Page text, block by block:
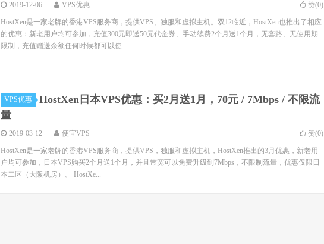
2019-12-06 VPS优惠 赞(0)
HostXen是一家老牌的香港VPS服务商，提供VPS、独服和虚拟主机。双12临近，HostXen也推出了相应
的优惠：新老用户均可参加，充值300元即送50元代金券、手动续费2个月送1个月，无套路、无使用期
限制，充值赠送余额任何时候都可以使...
VPS优惠
HostXen日本VPS优惠：买2月送1月，70元 / 7Mbps / 不限流
量
2019-03-12 便宜VPS 赞(0)
HostXen是一家老牌的香港VPS服务商，提供VPS，独服和虚拟主机，HostXen推出的3月优惠，新老用
户均可参加，日本VPS购买2个月送1个月，并且带宽可以免费升级到7Mbps，不限制流量，优惠仅限日
本二区（大阪机房）。 HostXe...